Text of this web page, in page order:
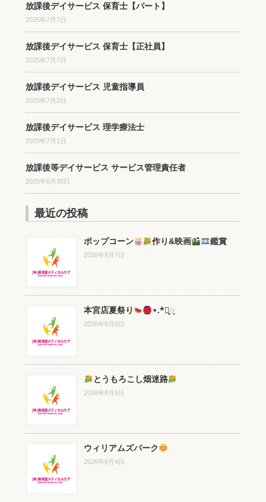
放課後デイサービス 保育士【パート】
2025年7月7日
放課後デイサービス 保育士【正社員】
2025年7月7日
放課後デイサービス 児童指導員
2025年7月2日
放課後デイサービス 理学療法士
2025年7月1日
放課後等デイサービス サービス管理責任者
2025年6月30日
最近の投稿
ポップコーン 作り&映画 鑑賞
2026年8月7日
本宮店夏祭り ⋆.*⃝̥◌̥
2026年8月6日
とうもろこし畑迷路
2026年8月5日
ウィリアムズパーク
2026年8月4日